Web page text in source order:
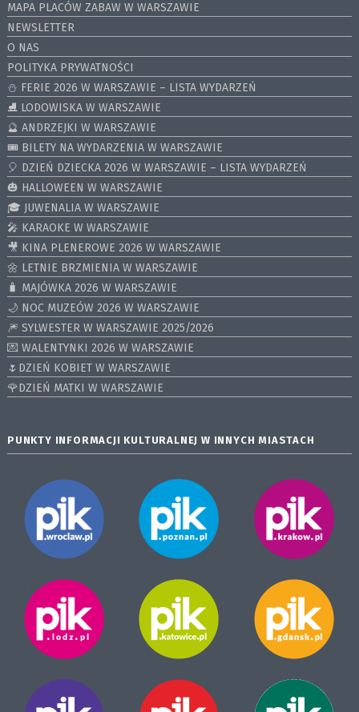
MAPA PLACÓW ZABAW W WARSZAWIE
NEWSLETTER
O NAS
POLITYKA PRYWATNOŚCI
⛄️ FERIE 2026 W WARSZAWIE – LISTA WYDARZEŃ
⛸ LODOWISKA W WARSZAWIE
🔮 ANDRZEJKI W WARSZAWIE
🎟️ BILETY NA WYDARZENIA W WARSZAWIE
🎈 DZIEŃ DZIECKA 2026 W WARSZAWIE – LISTA WYDARZEŃ
🎃 HALLOWEEN W WARSZAWIE
🎓 JUWENALIA W WARSZAWIE
🎤 KARAOKE W WARSZAWIE
🎥 KINA PLENEROWE 2026 W WARSZAWIE
🌼 LETNIE BRZMIENIA W WARSZAWIE
🧳 MAJÓWKA 2026 W WARSZAWIE
🌙 NOC MUZEÓW 2026 W WARSZAWIE
🎆 SYLWESTER W WARSZAWIE 2025/2026
💌 WALENTYNKI 2026 W WARSZAWIE
🌷DZIEŃ KOBIET W WARSZAWIE
🌹DZIEŃ MATKI W WARSZAWIE
PUNKTY INFORMACJI KULTURALNEJ W INNYCH MIASTACH